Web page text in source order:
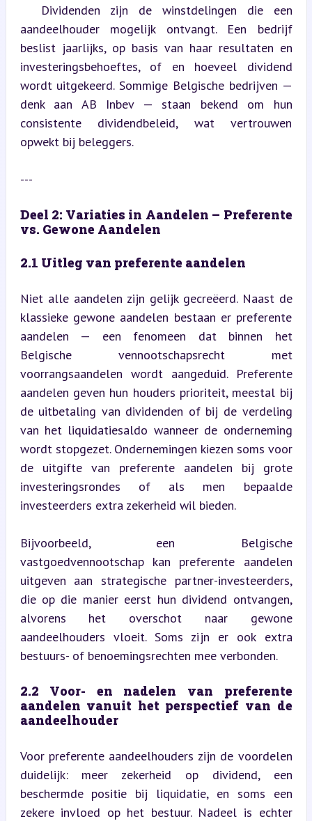
aandeelhouder mogelijk ontvangt. Een bedrijf
beslist jaarlijks, op basis van haar resultaten en
investeringsbehoeftes, of en hoeveel dividend
wordt uitgekeerd. Sommige Belgische bedrijven —
denk aan AB Inbev — staan bekend om hun
consistente dividendbeleid, wat vertrouwen
opwekt bij beleggers.
---
Deel 2: Variaties in Aandelen – Preferente
vs. Gewone Aandelen
2.1 Uitleg van preferente aandelen
Niet alle aandelen zijn gelijk gecreëerd. Naast de
klassieke gewone aandelen bestaan er preferente
aandelen — een fenomeen dat binnen het
Belgische vennootschapsrecht met
voorrangsaandelen wordt aangeduid. Preferente
aandelen geven hun houders prioriteit, meestal bij
de uitbetaling van dividenden of bij de verdeling
van het liquidatiesaldo wanneer de onderneming
wordt stopgezet. Ondernemingen kiezen soms voor
de uitgifte van preferente aandelen bij grote
investeringsrondes of als men bepaalde
investeerders extra zekerheid wil bieden.
Bijvoorbeeld, een Belgische
vastgoedvennootschap kan preferente aandelen
uitgeven aan strategische partner-investeerders,
die op die manier eerst hun dividend ontvangen,
alvorens het overschot naar gewone
aandeelhouders vloeit. Soms zijn er ook extra
bestuurs- of benoemingsrechten mee verbonden.
2.2 Voor- en nadelen van preferente
aandelen vanuit het perspectief van de
aandeelhouder
Voor preferente aandeelhouders zijn de voordelen
duidelijk: meer zekerheid op dividend, een
beschermde positie bij liquidatie, en soms een
zekere invloed op het bestuur. Nadeel is echter